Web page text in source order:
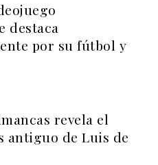
destaca
por su fútbol y
revela el
antiguo de Luis de